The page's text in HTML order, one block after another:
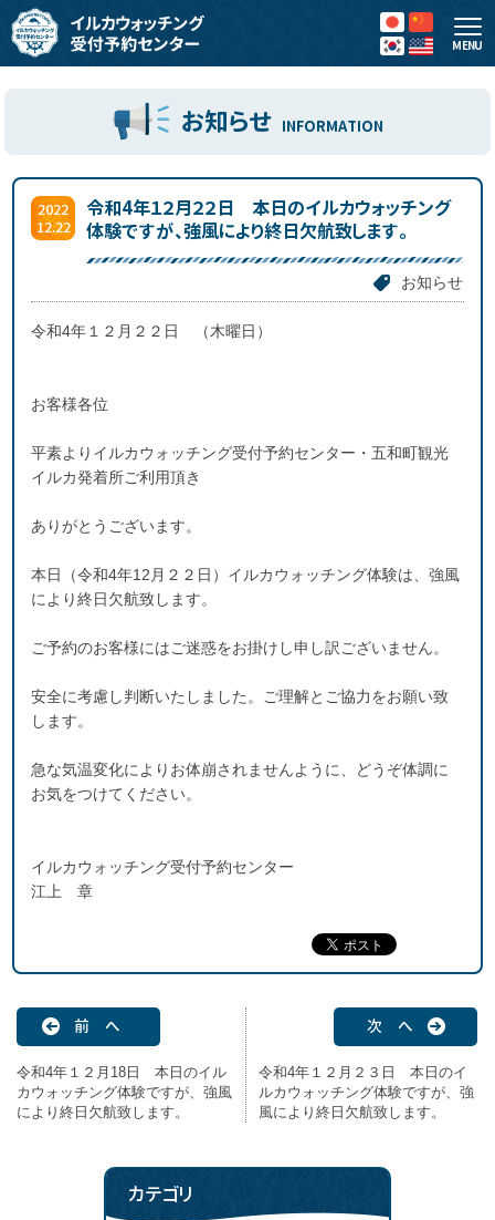
MENU
お知らせ INFORMATION
2022
12.22
令和4年１２月２２日 本日のイルカウォッチング
体験ですが、強風により終日欠航致します。
お知らせ
令和4年１２月２２日 （木曜日）
お客様各位
平素よりイルカウォッチング受付予約センター・五和町観光
イルカ発着所ご利用頂き
ありがとうございます。
本日（令和4年12月２２日）イルカウォッチング体験は、強風
により終日欠航致します。
ご予約のお客様にはご迷惑をお掛けし申し訳ございません。
安全に考慮し判断いたしました。ご理解とご協力をお願い致
します。
急な気温変化によりお体崩されませんように、どうぞ体調に
お気をつけてください。
イルカウォッチング受付予約センター
江上 章
前 へ
令和4年１２月18日 本日のイル
カウォッチング体験ですが、強風
により終日欠航致します。
次 へ
令和4年１２月２３日 本日のイ
ルカウォッチング体験ですが、強
風により終日欠航致します。
カテゴリ